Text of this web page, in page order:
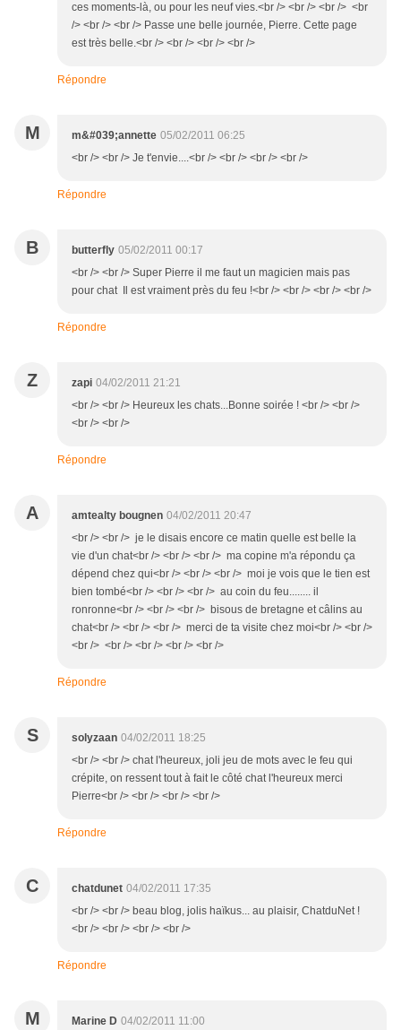
ces moments-là, ou pour les neuf vies.<br /> <br /> <br /> <br
/> <br /> <br /> Passe une belle journée, Pierre. Cette page
est très belle.<br /> <br /> <br /> <br />
Répondre
M m&#039;annette 05/02/2011 06:25
<br /> <br /> Je t'envie....<br /> <br /> <br /> <br />
Répondre
B butterfly 05/02/2011 00:17
<br /> <br /> Super Pierre il me faut un magicien mais pas
pour chat Il est vraiment près du feu !<br /> <br /> <br /> <br />
Répondre
Z zapi 04/02/2011 21:21
<br /> <br /> Heureux les chats...Bonne soirée ! <br /> <br />
<br /> <br />
Répondre
A amtealty bougnen 04/02/2011 20:47
<br /> <br /> je le disais encore ce matin quelle est belle la
vie d'un chat<br /> <br /> <br /> ma copine m'a répondu ça
dépend chez qui<br /> <br /> <br /> moi je vois que le tien est
bien tombé<br /> <br /> <br /> au coin du feu........ il
ronronne<br /> <br /> <br /> bisous de bretagne et câlins au
chat<br /> <br /> <br /> merci de ta visite chez moi<br /> <br />
<br /> <br /> <br /> <br /> <br />
Répondre
S solyzaan 04/02/2011 18:25
<br /> <br /> chat l'heureux, joli jeu de mots avec le feu qui
crépite, on ressent tout à fait le côté chat l'heureux merci
Pierre<br /> <br /> <br /> <br />
Répondre
C chatdunet 04/02/2011 17:35
<br /> <br /> beau blog, jolis haïkus... au plaisir, ChatduNet !
<br /> <br /> <br /> <br />
Répondre
M Marine D 04/02/2011 11:00